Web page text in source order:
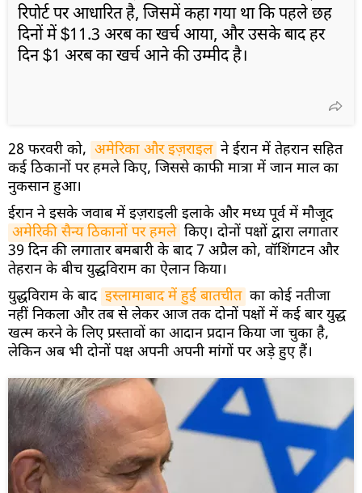
रिपोर्ट पर आधारित है, जिसमें कहा गया था कि पहले छह
दिनों में $11.3 अरब का खर्च आया, और उसके बाद हर
दिन $1 अरब का खर्च आने की उम्मीद है।
28 फरवरी को, अमेरिका और इज़राइल ने ईरान में तेहरान सहित
कई ठिकानों पर हमले किए, जिससे काफी मात्रा में जान माल का
नुकसान हुआ।
ईरान ने इसके जवाब में इज़राइली इलाके और मध्य पूर्व में मौजूद
अमेरिकी सैन्य ठिकानों पर हमले किए। दोनों पक्षों द्वारा लगातार
39 दिन की लगातार बमबारी के बाद 7 अप्रैल को, वॉशिंगटन और
तेहरान के बीच युद्धविराम का ऐलान किया।
युद्धविराम के बाद इस्लामाबाद में हुई बातचीत का कोई नतीजा
नहीं निकला और तब से लेकर आज तक दोनों पक्षों में कई बार युद्ध
खत्म करने के लिए प्रस्तावों का आदान प्रदान किया जा चुका है,
लेकिन अब भी दोनों पक्ष अपनी अपनी मांगों पर अड़े हुए हैं।